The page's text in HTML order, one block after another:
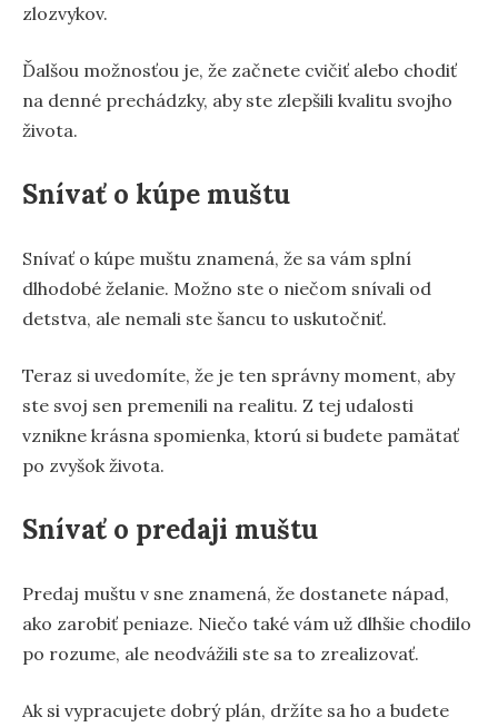
zlozvykov.
Ďalšou možnosťou je, že začnete cvičiť alebo chodiť
na denné prechádzky, aby ste zlepšili kvalitu svojho
života.
Snívať o kúpe muštu
Snívať o kúpe muštu znamená, že sa vám splní
dlhodobé želanie. Možno ste o niečom snívali od
detstva, ale nemali ste šancu to uskutočniť.
Teraz si uvedomíte, že je ten správny moment, aby
ste svoj sen premenili na realitu. Z tej udalosti
vznikne krásna spomienka, ktorú si budete pamätať
po zvyšok života.
Snívať o predaji muštu
Predaj muštu v sne znamená, že dostanete nápad,
ako zarobiť peniaze. Niečo také vám už dlhšie chodilo
po rozume, ale neodvážili ste sa to zrealizovať.
Ak si vypracujete dobrý plán, držíte sa ho a budete